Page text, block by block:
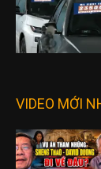
VIDEO MỚI